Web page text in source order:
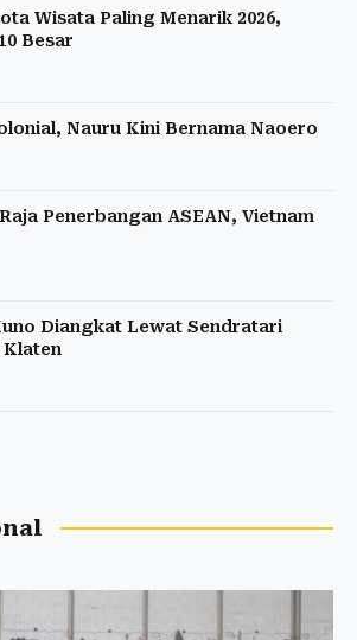
Wisata Paling Menarik 2026,
Besar
Nauru Kini Bernama Naoero
Penerbangan ASEAN, Vietnam
Diangkat Lewat Sendratari
Klaten